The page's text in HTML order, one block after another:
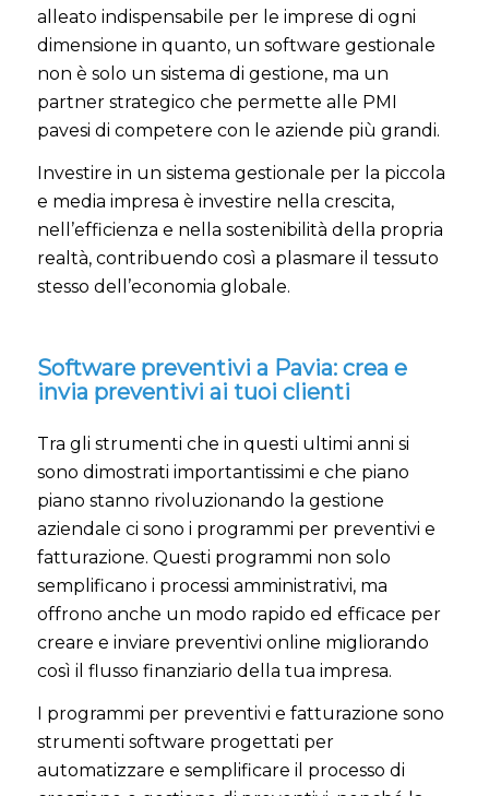
alleato indispensabile per le imprese di ogni
dimensione in quanto, un software gestionale
non è solo un sistema di gestione, ma un
partner strategico che permette alle PMI
pavesi di competere con le aziende più grandi.
Investire in un sistema gestionale per la piccola
e media impresa è investire nella crescita,
nell’efficienza e nella sostenibilità della propria
realtà, contribuendo così a plasmare il tessuto
stesso dell’economia globale.
Software preventivi a Pavia: crea e
invia preventivi ai tuoi clienti
Tra gli strumenti che in questi ultimi anni si
sono dimostrati importantissimi e che piano
piano stanno rivoluzionando la gestione
aziendale ci sono i programmi per preventivi e
fatturazione. Questi programmi non solo
semplificano i processi amministrativi, ma
offrono anche un modo rapido ed efficace per
creare e inviare preventivi online migliorando
così il flusso finanziario della tua impresa.
I programmi per preventivi e fatturazione sono
strumenti software progettati per
automatizzare e semplificare il processo di